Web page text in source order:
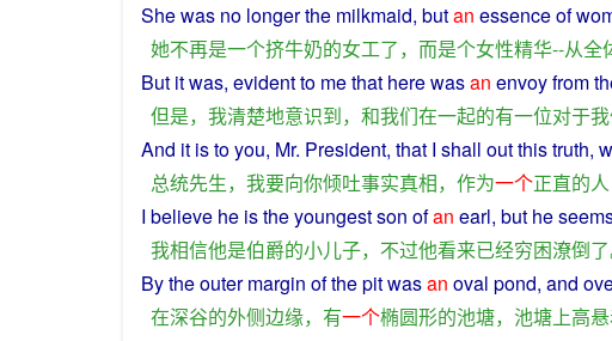
Shewas no longer the milkmaid, butan essenceof
她不再是一个挤牛奶的女工了， 而是个女性精华--从全
But itwas, evidentto methat herewasan envoyfrom
但是， 我清楚地意识到， 和我们在一起的有一位对于
And it istoyou, Mr. President, that I shall outthistruth,
总统先生， 我要向你倾吐事实真相， 作为一个正直的人
I believe he isthe youngest son ofan earl, but he
我相信他是伯爵的小儿子， 不过他看来已经穷困潦倒了
Bytheouter margin ofthe pit wasan oval pond, and
在深谷的外侧边缘， 有一个椭圆形的池塘， 池塘上高悬